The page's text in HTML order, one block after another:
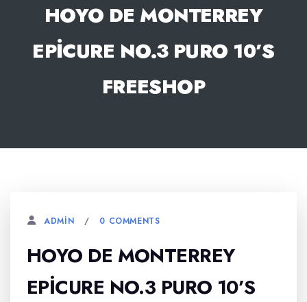
HOYO DE MONTERREY
EPICURE NO.3 PURO 10’S
FREESHOP
ADMIN 0 COMMENTS
HOYO DE MONTERREY
EPICURE NO.3 PURO 10’S